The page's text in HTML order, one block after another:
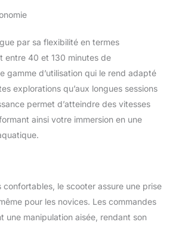
naviguer dans l'eau
jusqu'à 130 minutes avec
une charge complète, et
sans balai à faible bruit.
【Poignée Amovible】:
Le scooter sous-marin
électrique est équipé
un transport et une
utilisation faciles. En plus
d'être portable, vous
pouvez le monter sur un
par sa flexibilité en termes
entre 40 et 130 minutes de
gamme d’utilisation qui le rend adapté
explorations qu’aux longues sessions
permet d’atteindre des vitesses
ainsi votre immersion en une
confortables, le scooter assure une prise
pour les novices. Les commandes
une manipulation aisée, rendant son